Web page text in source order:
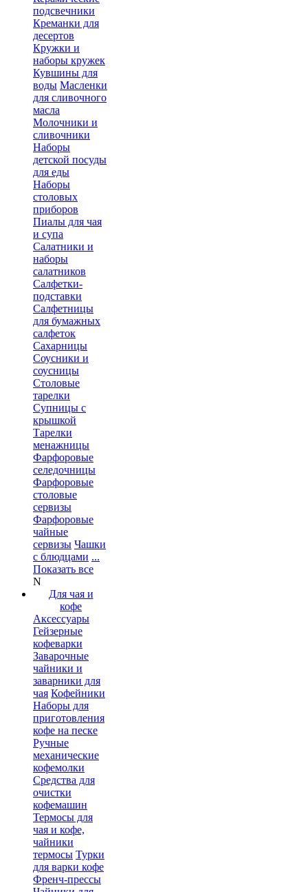
подсвечники
Креманки для
десертов
Кружки и
наборы кружек
Кувшины для
воды Масленки
для сливочного
масла
Молочники и
сливочники
Наборы
детской посуды
для еды
Наборы
столовых
приборов
Пиалы для чая
и супа
Салатники и
наборы
салатников
Салфетки-
подставки
Салфетницы
для бумажных
салфеток
Сахарницы
Соусники и
соусницы
Столовые
тарелки
Супницы с
крышкой
Тарелки
менажницы
Фарфоровые
селедочницы
Фарфоровые
столовые
сервизы
Фарфоровые
чайные
сервизы Чашки
с блюдцами ...
Показать все
N
Для чая и
кофе
Аксессуары
Гейзерные
кофеварки
Заварочные
чайники и
заварники для
чая Кофейники
Наборы для
приготовления
кофе на песке
Ручные
механические
кофемолки
Средства для
очистки
кофемашин
Термосы для
чая и кофе,
чайники
термосы Турки
для варки кофе
Френч-прессы